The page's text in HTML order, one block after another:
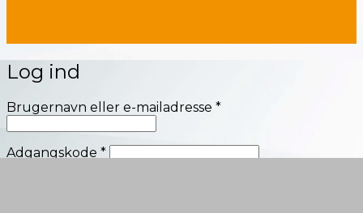
Log ind
Brugernavn eller e-mailadresse *Påkrævet
Adgangskode *Påkrævet